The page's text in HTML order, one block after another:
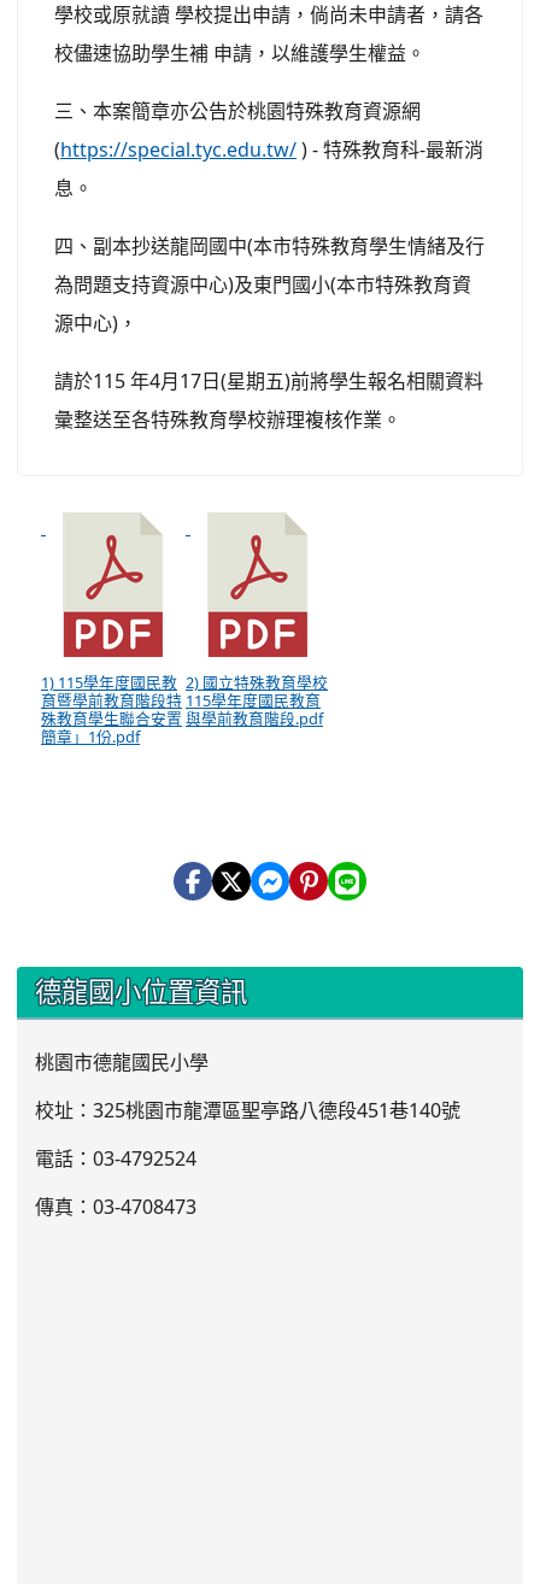
學校或原就讀 學校提出申請，倘尚未申請者，請各
校儘速協助學生補 申請，以維護學生權益。
三、本案簡章亦公告於桃園特殊教育資源網
(https://special.tyc.edu.tw/) - 特殊教育科-最新消
息。
四、副本抄送龍岡國中(本市特殊教育學生情緒及行
為問題支持資源中心)及東門國小(本市特殊教育資
源中心)，
請於115 年4月17日(星期五)前將學生報名相關資料
彙整送至各特殊教育學校辦理複核作業。
1) 115學年度國民教
育暨學前教育階段特
殊教育學生聯合安置
簡章」1份.pdf
2) 國立特殊教育學校
115學年度國民教育
與學前教育階段.pdf
::: 德龍國小位置資訊
桃園市德龍國民小學
校址：325桃園市龍潭區聖亭路八德段451巷140號
電話：03-4792524
傳真：03-4708473